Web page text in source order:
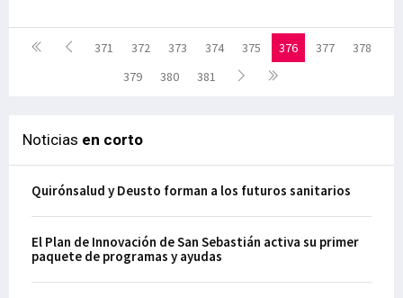
371 372 373 374 375 376 377
378
379
380 381
Noticias en corto
Quirónsalud y Deusto forman a los futuros sanitarios
El Plan de Innovación de San Sebastián activa su primer
paquete de programas y ayudas